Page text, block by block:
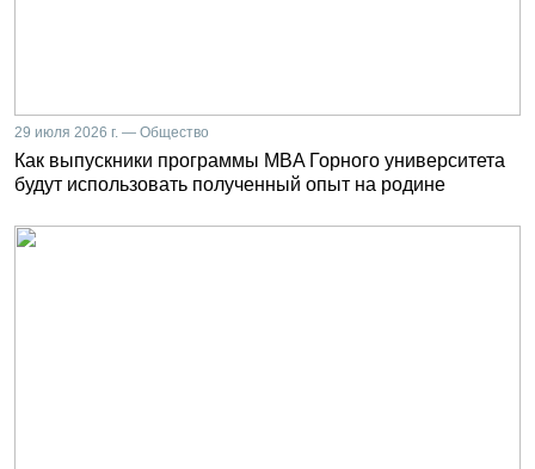
29 июля 2026 г. — Общество
Как выпускники программы MBA Горного университета
будут использовать полученный опыт на родине